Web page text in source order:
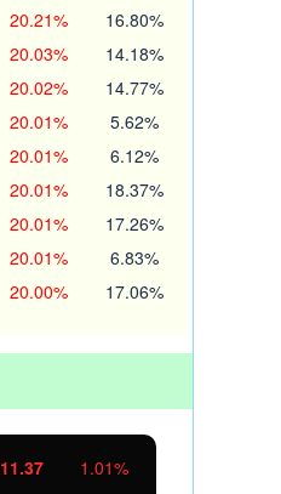
20.21% 16.80%
20.03% 14.18%
20.02% 14.77%
20.01% 5.62%
20.01% 6.12%
20.01% 18.37%
20.01% 17.26%
20.01% 6.83%
20.00% 17.06%
11.37 1.01%